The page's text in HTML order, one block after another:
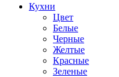
Кухни
Цвет
Белые
Черные
Желтые
Красные
Зеленые